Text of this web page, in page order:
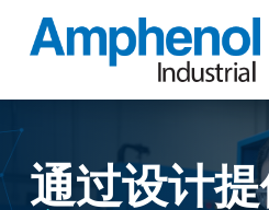
通过设计